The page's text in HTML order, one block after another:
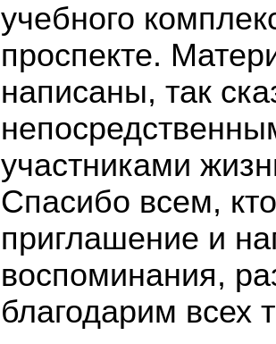
учебного
проспекте.
написаны, так
участниками
Спасибо всем,
приглашение и
воспоминания,
благодарим всех